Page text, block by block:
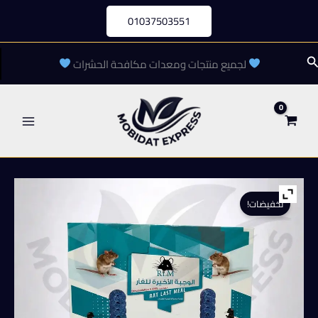
المحتوى
01037503551
البحث لجميع منتجات ومعدات مكافحة الحشرات
تخفيضات!